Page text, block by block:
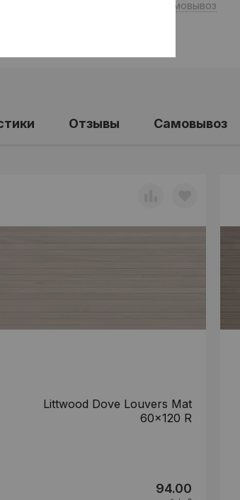
Самовывоз
Littwood Dove Louvers Mat
60x120 R
94.00
Отзывы Самовывоз